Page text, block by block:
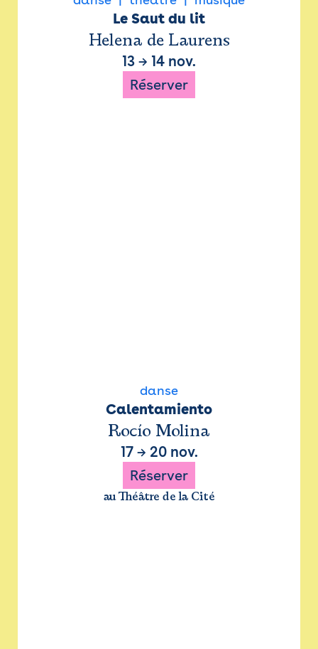
Le Saut du lit
Helena de Laurens
13 → 14 nov.
Réserver
danse
Calentamiento
Rocío Molina
17→ 20 nov.
Réserver
au Théâtre de la Cité